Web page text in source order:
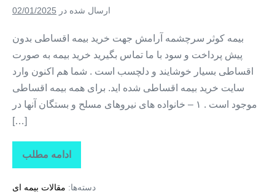
پرداخت
+
بیمه
ثالث
از
دم
قسط
در
پاکدشت
ارسال شده در 02/01/2025
بیمه کوثر سرچشمه آرامش جهت خرید بیمه اقساطی بدون
پیش پرداخت و سود با ما تماس بگیرید خرید بیمه به صورت
اقساطی بسیار خوشایند و دلچسب است . شما هم اکنون وارد
سایت خرید بیمه اقساطی شده اید. برای همه بیمه اقساطی
موجود است . ۱ – خانواده های نیروهای مسلح و بستگان آنها در
[…]
ادامه مطلب
بیمه
اقساطی
+
دسته‌ها: مقالات بیمه ای